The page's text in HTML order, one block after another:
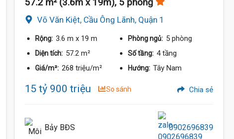
Võ Văn Kiệt, Cầu Ông Lãnh, Quận 1
Rộng: 3.6 m x 19 m Phòng ngủ: 5 phòng
Diện tích: 57.2 m² Số tầng: 4 tầng
Giá/m²: 268 triệu/m² Hướng: Tây Nam
15 tỷ 900 triệu So sánh Chia sẻ
Bảy BĐS 0902696839